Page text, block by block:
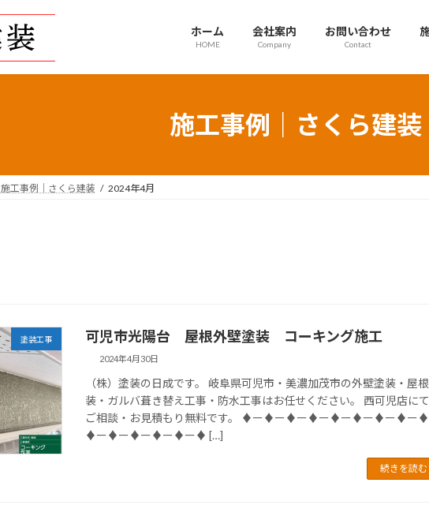
ホーム
HOME
会社案内
Company
お問い合わせ
Contact
施工事例｜さくら建装
施工事例｜さくら建装 2024年4月
塗装工事 可児市光陽台 屋根外壁塗装 コーキング施工
2024年4月30日
（株）塗装の日成です。 岐阜県可児市・美濃加茂市の外壁塗装・屋
装・ガルバ葺き替え工事・防水工事はお任せください。 西可児店にて
ご相談・お見積もり無料です。 ♦ー♦ー♦ー♦ー♦ー♦ー♦ー♦ー♦
♦ー♦ー♦ー♦ー♦ー♦ […]
続きを読む